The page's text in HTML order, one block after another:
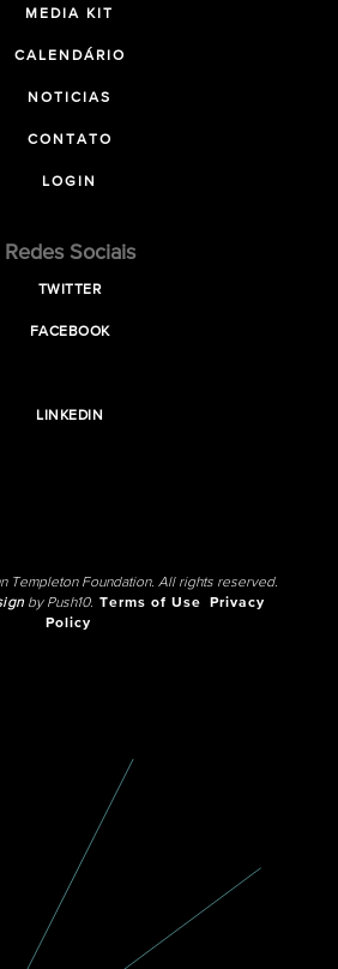
MEDIA KIT
CALENDÁRIO
NOTICIAS
CONTATO
LOGIN
Redes Sociais
TWITTER
FACEBOOK
LINKEDIN
Templeton Foundation. All rights reserved.
by Push10. Terms of Use
Privacy
Policy